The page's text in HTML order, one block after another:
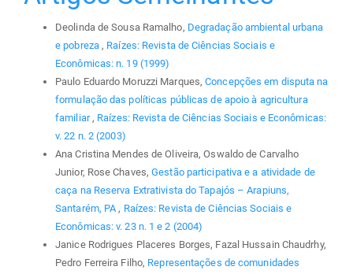
Deolinda de Sousa Ramalho, Degradação ambiental urbana
e pobreza , Raízes: Revista de Ciências Sociais e
Econômicas: n. 19 (1999)
Paulo Eduardo Moruzzi Marques,Concepções em disputa na
formulação das políticas públicas de apoio à agricultura
familiar, Raízes: Revista de Ciências Sociais e Econômicas:
v. 22 n. 2 (2003)
Ana Cristina Mendes de Oliveira, Oswaldo de Carvalho
Junior, Rose Chaves,Gestão participativa e a atividade de
caça na Reserva Extrativista do Tapajós – Arapiuns,
Santarém, PA, Raízes: Revista de Ciências Sociais e
Econômicas: v. 23 n. 1 e 2 (2004)
Janice Rodrigues Placeres Borges, Fazal Hussain Chaudrhy,
Pedro Ferreira Filho, Representações de comunidades